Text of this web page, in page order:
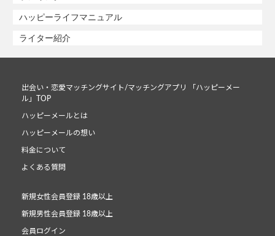
ハッピーライフマニュアル
ライター紹介
出会い・恋愛マッチングサイト/マッチングアプリ 「ハッピーメー
ル」TOP
ハッピーメールとは
ハッピーメールの想い
料金について
よくある質問
新規女性会員登録 18歳以上
新規男性会員登録 18歳以上
会員ログイン